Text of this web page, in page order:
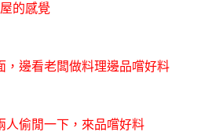
屋的感覺
，邊看老闆做料理邊品嚐好料
人偷閒一下，來品嚐好料